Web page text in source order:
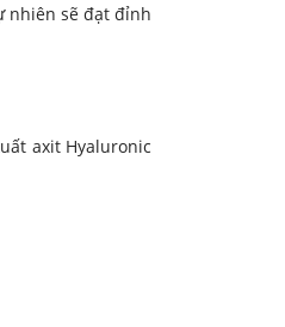
nhiên sẽ đạt đỉnh
axit Hyaluronic